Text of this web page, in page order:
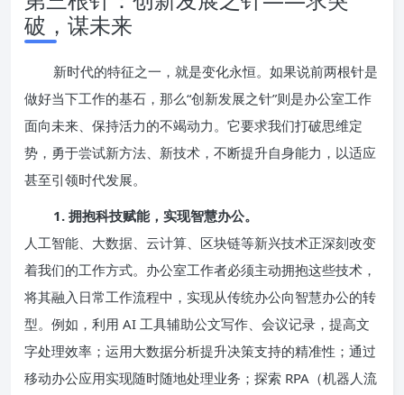
破，谋未来
新时代的特征之一，就是变化永恒。如果说前两根针是
做好当下工作的基石，那么“创新发展之针”则是办公室工作
面向未来、保持活力的不竭动力。它要求我们打破思维定
势，勇于尝试新方法、新技术，不断提升自身能力，以适应
甚至引领时代发展。
1. 拥抱科技赋能，实现智慧办公。
人工智能、大数据、云计算、区块链等新兴技术正深刻改变
着我们的工作方式。办公室工作者必须主动拥抱这些技术，
将其融入日常工作流程中，实现从传统办公向智慧办公的转
型。例如，利用 AI 工具辅助公文写作、会议记录，提高文
字处理效率；运用大数据分析提升决策支持的精准性；通过
移动办公应用实现随时随地处理业务；探索 RPA（机器人流